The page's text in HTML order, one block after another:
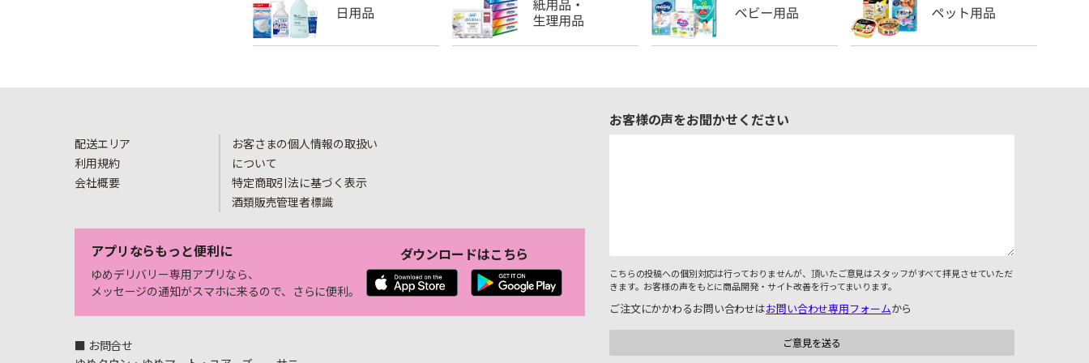
配送エリア
利用規約
会社概要
お客さまの個人情報の取扱い
について
特定商取引法に基づく表示
酒類販売管理者標識
アプリならもっと便利に
ゆめデリバリー専用アプリなら、
メッセージの通知がスマホに来るので、さらに便利。
ダウンロードはこちら
■ お問合せ
お客様の声をお聞かせください
こちらの投稿への個別対応は行っておりませんが、頂いたご意見はスタッフがすべて拝見させていただ
きます。お客様の声をもとに商品開発・サイト改善を行ってまいります。
ご注文にかかわるお問い合わせはお問い合わせ専用フォームから